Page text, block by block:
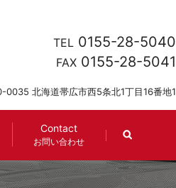
Contact
お問い合わせ search
TEL 0155-28-5040
FAX 0155-28-5041
0035 北海道帯広市西5条北1丁目16番地1